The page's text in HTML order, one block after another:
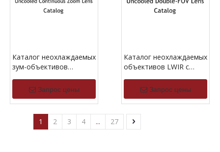
Каталог неохлаждаемых
зум-объективов
Запрос цены
Каталог неохлаждаемых
объективов LWIR с
Запрос цены
1 2 3 4 ... 27